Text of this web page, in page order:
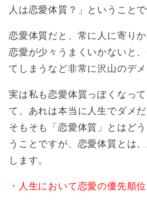
人は恋愛体質？」ということ
恋愛体質だと、常に人に寄り
恋愛が少々うまくいかないと
てしまうなど非常に沢山のデ
実は私も恋愛体質っぽくなっ
て、あれは本当に人生でダメ
そもそも「恋愛体質」とはど
うことですが、恋愛体質とは
します。
・人生において恋愛の優先順